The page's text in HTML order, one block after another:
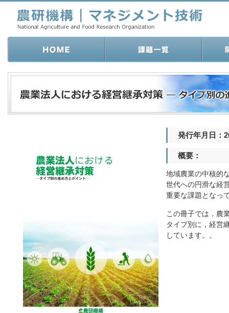
発行年月日：
概要：
地域農業の中核的
世代への円滑な経
重要な課題となっ
この冊子では，農
タイプ別に，経営
しています。。